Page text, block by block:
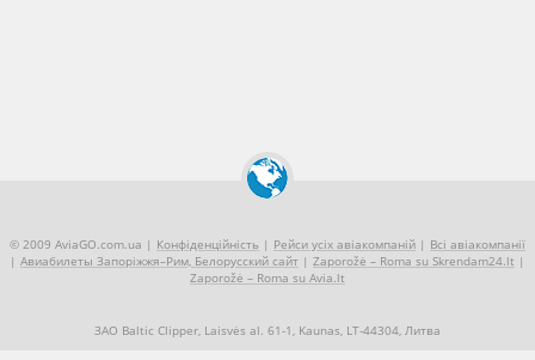
© 2009 AviaGO.com.ua | Конфіденційність | Рейси усіх авіакомпаній | Всі авіакомпанії
| Авиабилеты Запоріжжя–Рим, Белорусский сайт | Zaporožė – Roma su Skrendam24.lt |
Zaporožė – Roma su Avia.lt
ЗАО Baltic Clipper, Laisvės al. 61-1, Kaunas, LT-44304, Литва